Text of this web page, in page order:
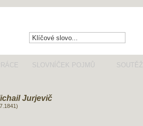
SLOVNÍČEK POJMŮ SOUTĚŽ
Jurjevič